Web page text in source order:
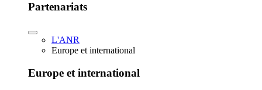
Partenariats
L'ANR
Europe et international
Europe et international